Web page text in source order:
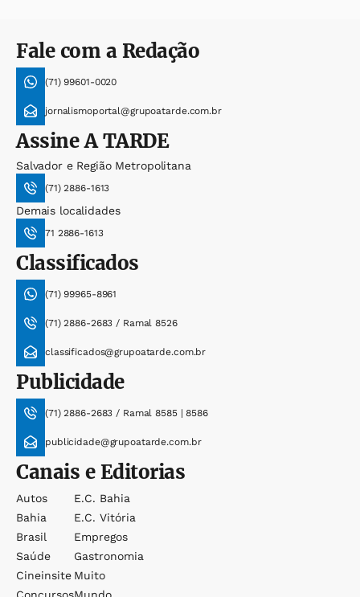
Fale com a Redação
(71) 99601-0020
jornalismoportal@grupoatarde.com.br
AssineA TARDE
Salvador e Região Metropolitana
(71) 2886-1613
Demais localidades
71 2886-1613
Classificados
(71) 99965-8961
(71) 2886-2683 / Ramal 8526
classificados@grupoatarde.com.br
Publicidade
(71) 2886-2683 / Ramal 8585 | 8586
publicidade@grupoatarde.com.br
Canais e Editorias
Autos
Bahia
Brasil
Saúde
Cineinsite
E.c. Bahia
E.c. Vitória
Empregos
Gastronomia
Muito